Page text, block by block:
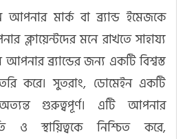
মার্ক বা ব্র্যান্ড ইমেজকে
ক্লায়েন্টদের মনে রাখতে সাহায্য
ব্র্যান্ডের জন্য একটি বিশ্বস্ত
করে। সুতরাং, ডোমেইন একটি
গুরুত্বপূর্ণ। এটি আপনার
ও স্থায়িত্বকে নিশ্চিত করে,